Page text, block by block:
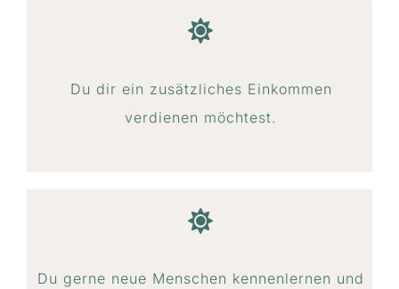
Du dir ein zusätzliches Einkommen
verdienen möchtest.
Du gerne neue Menschen kennenlernen und